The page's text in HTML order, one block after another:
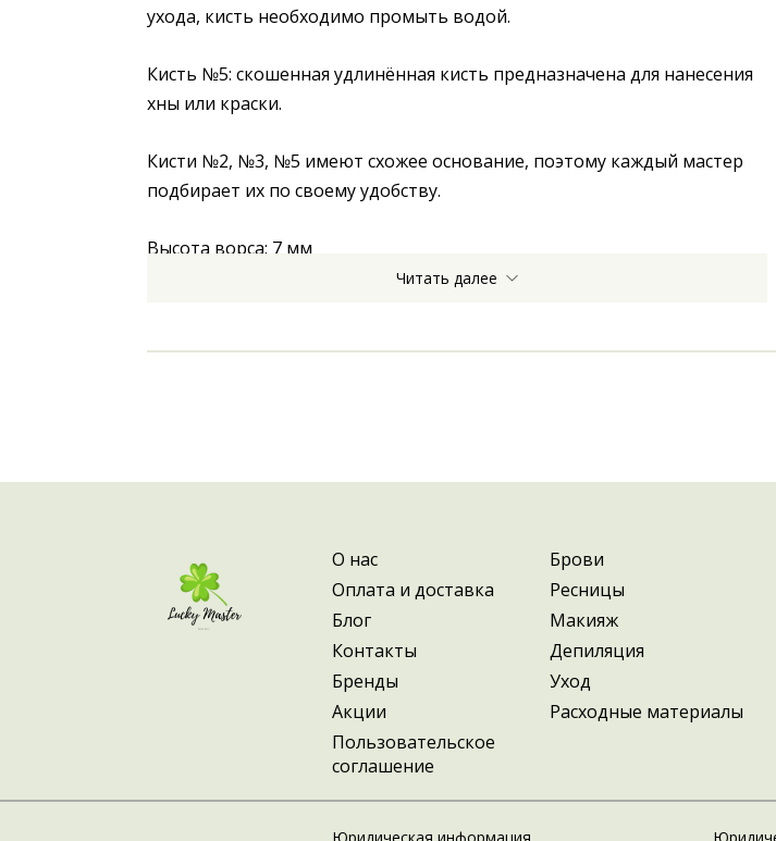
ухода, кисть необходимо промыть водой.
Кисть №5: скошенная удлинённая кисть предназначена для нанесения
хны или краски.
Кисти №2, №3, №5 имеют схожее основание, поэтому каждый мастер
подбирает их по своему удобству.
Высота ворса: 7 мм
Читать далее
О нас
Оплата и доставка
Блог
Контакты
Бренды
Акции
Пользовательское
соглашение
Брови
Ресницы
Макияж
Депиляция
Уход
Расходные материалы